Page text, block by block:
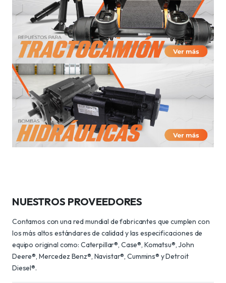
NUESTROS PROVEEDORES
Contamos con una red mundial de fabricantes que cumplen con
los más altos estándares de calidad y las especificaciones de
equipo original como: Caterpillar®, Case®, Komatsu®, John
Deere®, Mercedez Benz®, Navistar®, Cummins® y Detroit
Diesel®.